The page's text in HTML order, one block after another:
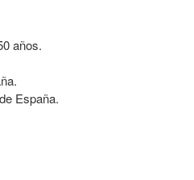
años.
España.